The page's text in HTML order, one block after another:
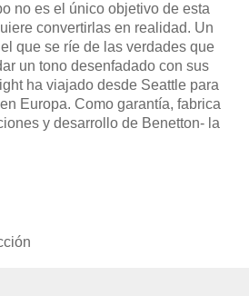
no es el único objetivo de esta
convertirlas en realidad. Un
que se ríe de las verdades que
un tono desenfadado con sus
ha viajado desde Seattle para
Europa. Como garantía, fabrica
y desarrollo de Benetton- la
author/